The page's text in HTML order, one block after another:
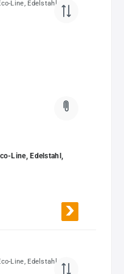
Line, Edelstahl,